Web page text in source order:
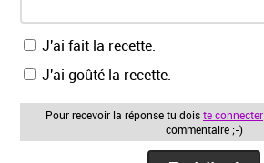
J'ai fait la recette.
J'ai goûté la recette.
Pour recevoir la réponse tu doiste connecter
commentaire ;-)